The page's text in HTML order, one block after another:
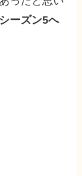
ーズン5へ